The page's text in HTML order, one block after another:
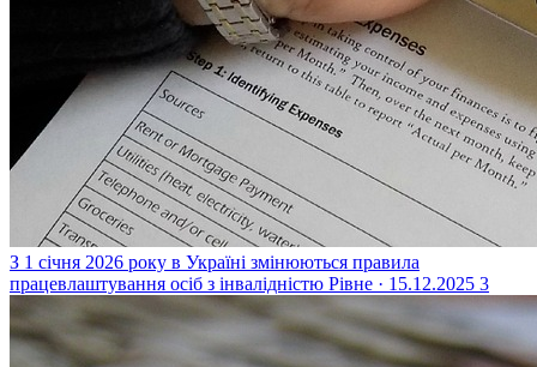
З 1 січня 2026 року в Україні змінюються правила
працевлаштування осіб з інвалідністю Рівне · 15.12.2025 3